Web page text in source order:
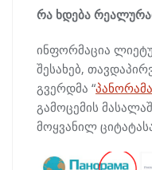
რა ხდება
ინფორმაცია
შესახებ,
გვერდმა “
გამოცემის
მოყვანილ